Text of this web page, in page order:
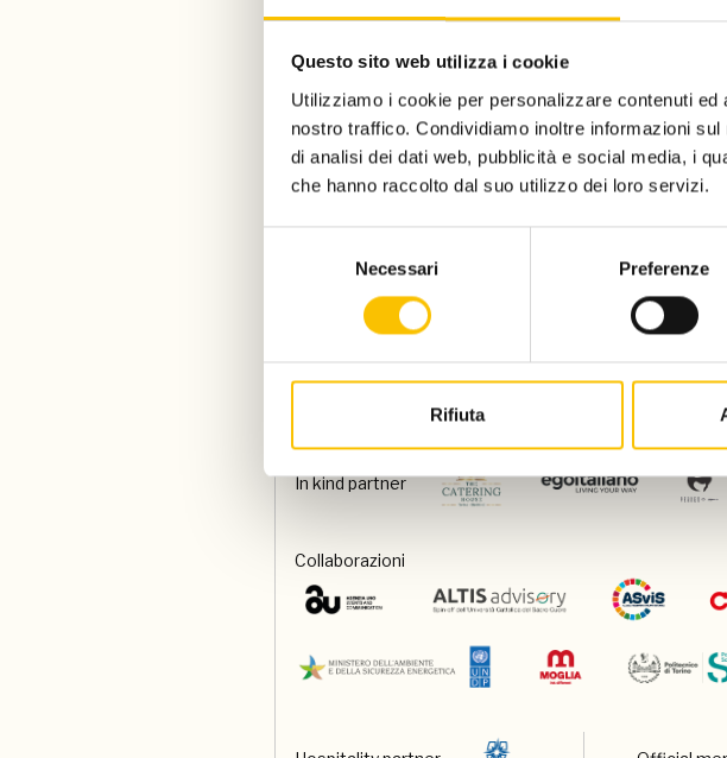
Questo sito web utilizza i cookie
Utilizziamo i cookie per personalizzare contenuti
nostro traffico. Condividiamo inoltre informazioni
di analisi dei dati web, pubblicità e social media, i
che hanno raccolto dal suo utilizzo dei loro servizi.
Necessari Preferenze
Rifiuta
Partner
Con il contributo di
Special venue
In kind partner
Collaborazioni